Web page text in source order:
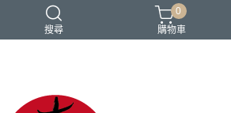
搜尋
棉麻 茶禪服
0
購物車